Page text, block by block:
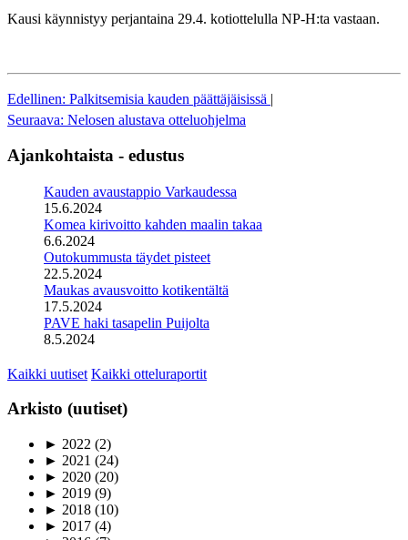
Kausi käynnistyy perjantaina 29.4. kotiottelulla NP-H:ta vastaan.
Edellinen: Palkitsemisia kauden päättäjäisissä |
Seuraava: Nelosen alustava otteluohjelma
Ajankohtaista - edustus
Kauden avaustappio Varkaudessa
15.6.2024
Komea kirivoitto kahden maalin takaa
6.6.2024
Outokummusta täydet pisteet
22.5.2024
Maukas avausvoitto kotikentältä
17.5.2024
PAVE haki tasapelin Puijolta
8.5.2024
Kaikki uutiset Kaikki otteluraportit
Arkisto (uutiset)
► 2022 (2)
► 2021 (24)
► 2020 (20)
► 2019 (9)
► 2018 (10)
► 2017 (4)